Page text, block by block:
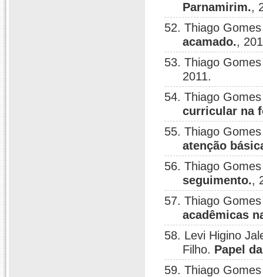
Parnamirim.,
52. Thiago
acamado.,
53. Thiago
2011.
54. Thiago
curricular na
55. Thiago
atenção
56. Thiago
seguimento.,
57. Thiago
acadêmicas
58. Levi Higino
Filho. Papel
59. Thiago